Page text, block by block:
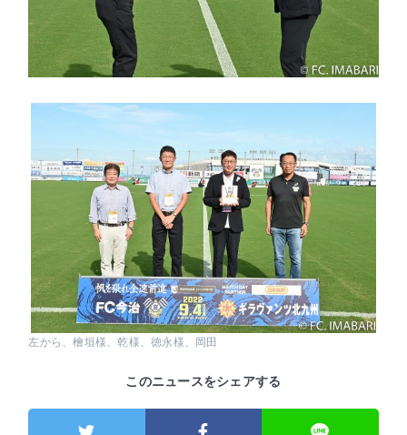
左から、檜垣様、乾様、徳永様、岡田
このニュースをシェアする